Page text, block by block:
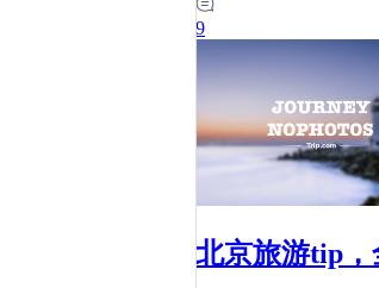
9
北京旅游tip，